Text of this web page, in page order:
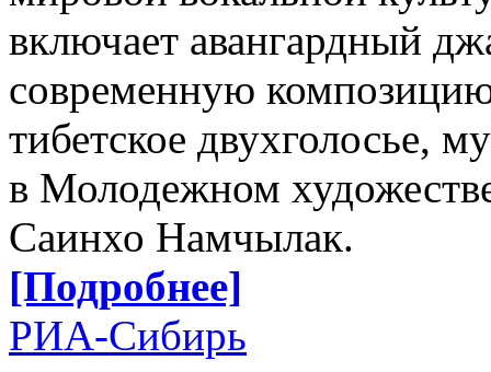
включает авангардный
современную
тибетское двухголосье,
в Молодежном
Саинхо Намчылак.
[Подробнее]
РИА-Сибирь